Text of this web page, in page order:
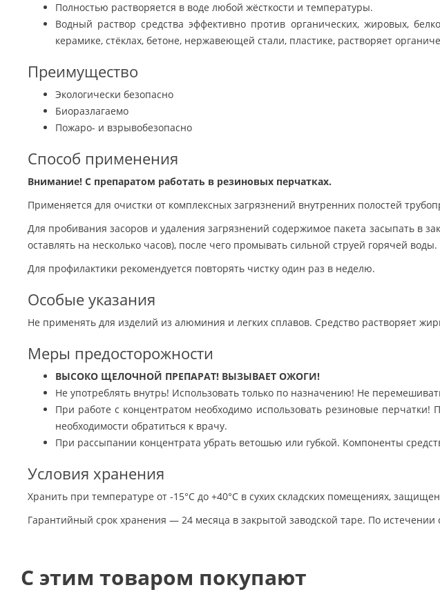
Полностью растворяется в воде любой жёсткости и температуры.
Водный раствор средства эффективно против органических, жировых,
керамике, стёклах, бетоне, нержавеющей стали, пластике, растворяет
Преимущество
Экологически безопасно
Биоразлагаемо
Пожаро- и взрывобезопасно
Способ применения
Внимание! С препаратом работать в резиновых перчатках.
Применяется для очистки от комплексных загрязнений внутренних полостей
Для пробивания засоров и удаления загрязнений содержимое пакета засыпать в
оставлять на несколько часов), после чего промывать сильной струей горячей воды.
Для профилактики рекомендуется повторять чистку один раз в неделю.
Особые указания
Не применять для изделий из алюминия и легких сплавов. Средство растворяет
Меры предосторожности
ВЫСОКО ЩЕЛОЧНОЙ ПРЕПАРАТ! ВЫЗЫВАЕТ ОЖОГИ!
Не употреблять внутрь! Использовать только по назначению! Не
При работе с концентратом необходимо использовать резиновые
необходимости обратиться к врачу.
При рассыпании концентрата убрать ветошью или губкой. Компоненты
Условия хранения
Хранить при температуре от -15°С до +40°С в сухих складских помещениях,
Гарантийный срок хранения — 24 месяца в закрытой заводской таре. По истечении
C этим товаром покупают